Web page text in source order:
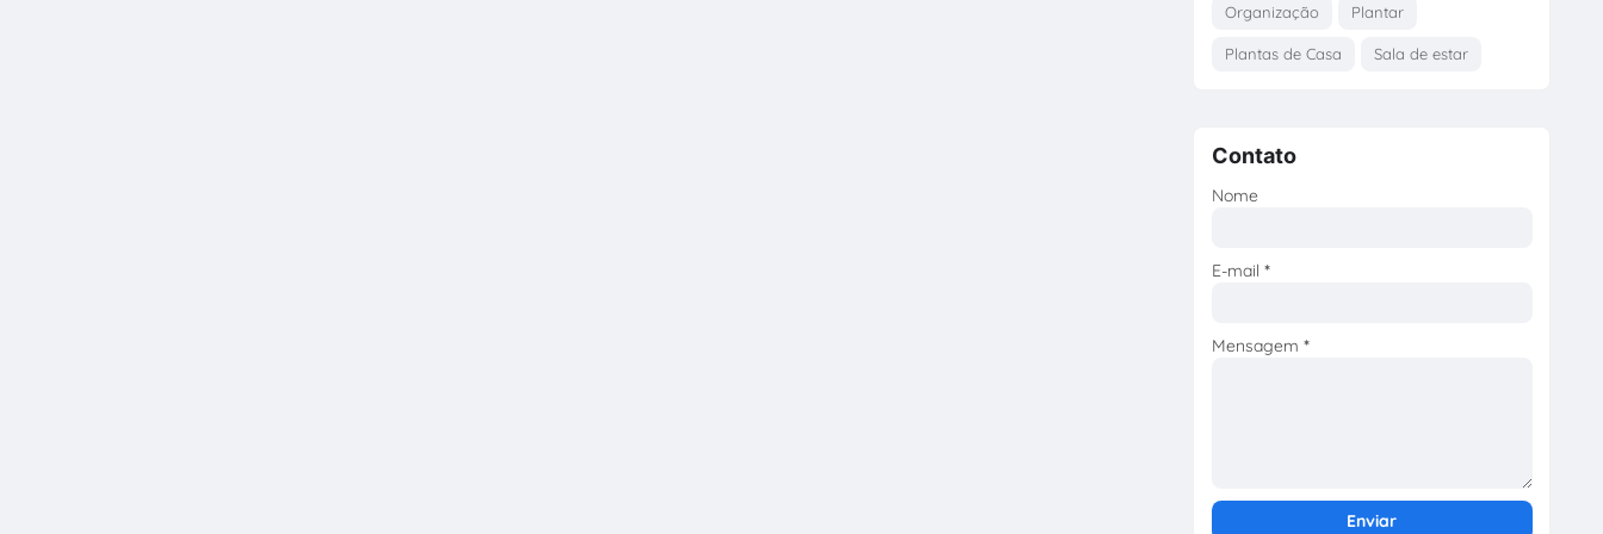
Organização Plantar
Plantas de Casa Sala de estar
Contato
Nome
E-mail *
Mensagem *